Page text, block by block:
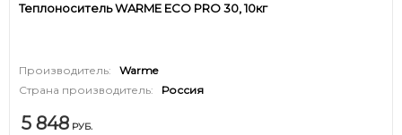
Теплоноситель WARME ECO PRO 30, 10кг
Производитель:
Warme
Страна производитель:
Россия
5 848 РУБ.